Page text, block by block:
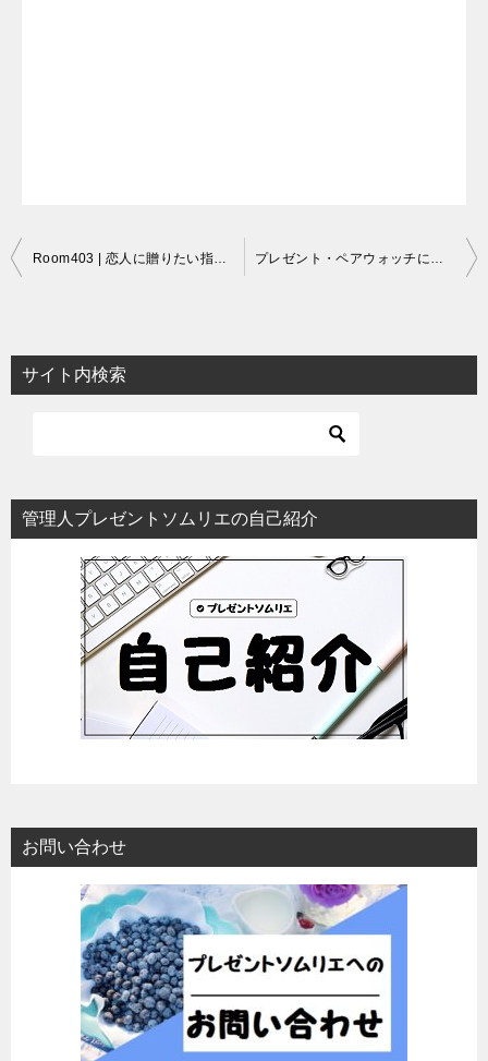
投
ビ
ゲ
ョ
ン
Room403 | 恋人に贈りたい指輪、ネックレス プレゼント・ペアウォッチにダニエルウェリントンの勧め
サイト内検索
管理人プレゼントソムリエの自己紹介
お問い合わせ